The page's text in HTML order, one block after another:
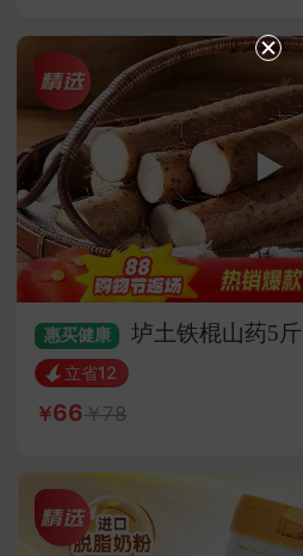
惠买健康
垆土铁棍山药5
焦作特产 怀山药产地直发
立省12
66 78